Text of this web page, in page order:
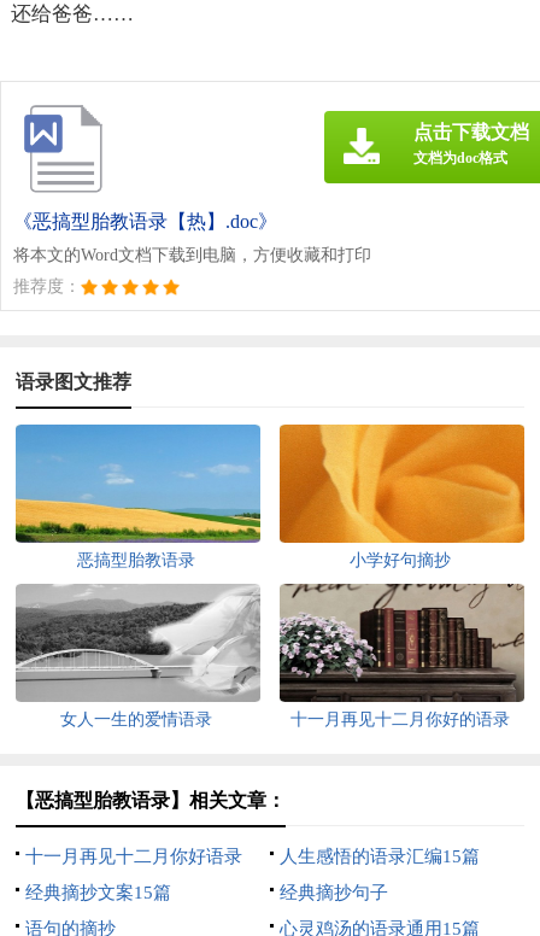
还给爸爸……
《恶搞型胎教语录【热】.doc》
将本文的Word文档下载到电脑，方便收藏和打印
推荐度：
点击下载文档
文档为doc格式
语录图文推荐
恶搞型胎教语录 小学好句摘抄
女人一生的爱情语录 十一月再见十二月你好的语录
【恶搞型胎教语录】相关文章：
十一月再见十二月你好语录
人生感悟的语录汇编15篇
经典摘抄文案15篇
经典摘抄句子
语句的摘抄
心灵鸡汤的语录通用15篇